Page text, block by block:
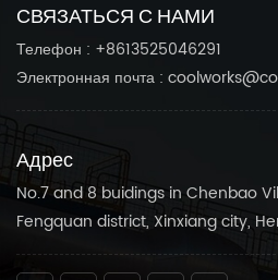
потребностям.Доверять
Coolworks Надежные
воздушный компрессор
работал плавно.
СВЯЗАТЬСЯ С НАМИ
Телефон : +8613525046291
Электронная почта :
Адрес
No.7 and 8 buidings in Chenbao
Fengquan district, Xinxiang city,